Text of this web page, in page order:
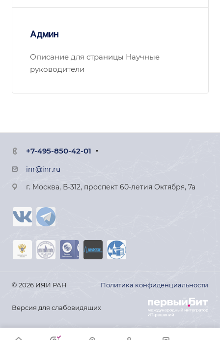
Админ
Описание для страницы Научные
руководители
+7-495-850-42-01
inr@inr.ru
г. Москва, В-312, проспект 60-летия Октября, 7а
© 2026 ИЯИ РАН Политика конфиденциальности
Версия для слабовидящих